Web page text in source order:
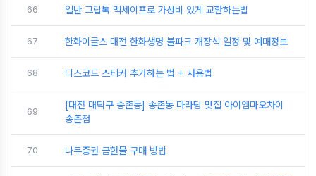
66 일반 그립톡 맥세이프로 가성비 있게 교환하는법
67 한화이글스 대전 한화생명 볼파크 개장식 일정 및 예매정보
68 디스코드 스티커 추가하는 법 + 사용법
69
[대전 대덕구 송촌동] 송촌동 마라탕 맛집 아이엠마오차이
송촌점
70 나무증권 금현물 구매 방법